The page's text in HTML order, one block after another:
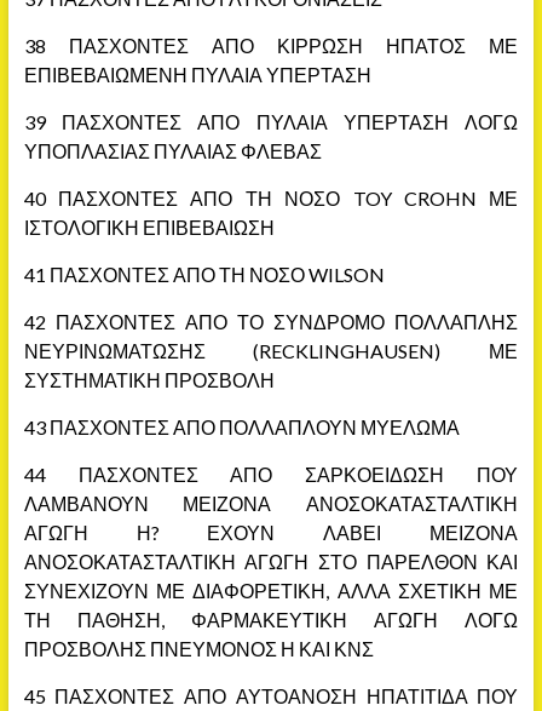
38 ΠΑΣΧΟΝΤΕΣ ΑΠΟ ΚΙΡΡΩΣΗ ΗΠΑΤΟΣ ΜΕ
ΕΠΙΒΕΒΑΙΩΜΕΝΗ ΠΥΛΑΙΑ ΥΠΕΡΤΑΣΗ
39 ΠΑΣΧΟΝΤΕΣ ΑΠΟ ΠΥΛΑΙΑ ΥΠΕΡΤΑΣΗ ΛΟΓΩ
ΥΠΟΠΛΑΣΙΑΣ ΠΥΛΑΙΑΣ ΦΛΕΒΑΣ
40 ΠΑΣΧΟΝΤΕΣ ΑΠΟ ΤΗ ΝΟΣΟ TOY CROHN ΜΕ
ΙΣΤΟΛΟΓΙΚΗ ΕΠΙΒΕΒΑΙΩΣΗ
41 ΠΑΣΧΟΝΤΕΣ ΑΠΟ ΤΗ ΝΟΣΟ WILSON
42 ΠΑΣΧΟΝΤΕΣ ΑΠΟ ΤΟ ΣΥΝΔΡΟΜΟ ΠΟΛΛΑΠΛΗΣ
ΝΕΥΡΙΝΩΜΑΤΩΣΗΣ (RECKLINGHAUSEN) ΜΕ
ΣΥΣΤΗΜΑΤΙΚΗ ΠΡΟΣΒΟΛΗ
43 ΠΑΣΧΟΝΤΕΣ ΑΠΟ ΠΟΛΛΑΠΛΟΥΝ ΜΥΕΛΩΜΑ
44 ΠΑΣΧΟΝΤΕΣ ΑΠΟ ΣΑΡΚΟΕΙΔΩΣΗ ΠΟΥ
ΛΑΜΒΑΝΟΥΝ ΜΕΙΖΟΝΑ ΑΝΟΣΟΚΑΤΑΣΤΑΛΤΙΚΗ
ΑΓΩΓΗ Η? ΕΧΟΥΝ ΛΑΒΕΙ ΜΕΙΖΟΝΑ
ΑΝΟΣΟΚΑΤΑΣΤΑΛΤΙΚΗ ΑΓΩΓΗ ΣΤΟ ΠΑΡΕΛΘΟΝ ΚΑΙ
ΣΥΝΕΧΙΖΟΥΝ ΜΕ ΔΙΑΦΟΡΕΤΙΚΗ, ΑΛΛΑ ΣΧΕΤΙΚΗ ΜΕ
ΤΗ ΠΑΘΗΣΗ, ΦΑΡΜΑΚΕΥΤΙΚΗ ΑΓΩΓΗ ΛΟΓΩ
ΠΡΟΣΒΟΛΗΣ ΠΝΕΥΜΟΝΟΣ Η ΚΑΙ ΚΝΣ
45 ΠΑΣΧΟΝΤΕΣ ΑΠΟ ΑΥΤΟΑΝΟΣΗ ΗΠΑΤΙΤΙΔΑ ΠΟΥ